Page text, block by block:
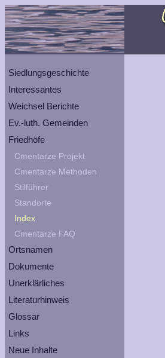
Siedlungsgeschichte
Interessantes
Weichsel Berichte
Ev.-luth. Gemeinden
Friedhöfe
Cmentarze Projekt
Cmentarze Methoden
Stilführer
Standorte
Index
Cmentarze FAQ
Ortsnamen
Dokumente
Unerklärliches
Literaturhinweis
Glossar
Links
Neue Inhalte